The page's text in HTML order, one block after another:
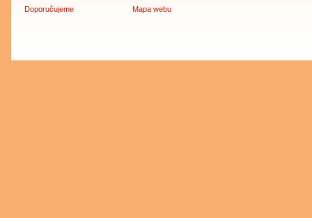
Doporučujeme
Mapa webu